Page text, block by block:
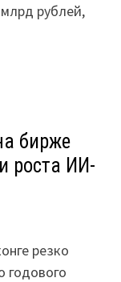
рублей,
бирже
роста ИИ-
резко
годового